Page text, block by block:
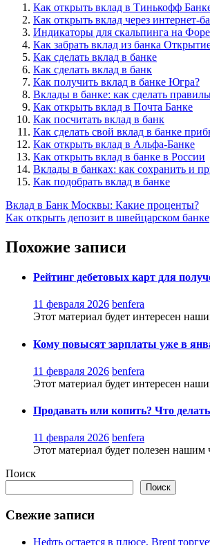
Как открыть вклад в Тинькофф
Как открыть вклад через интернет-
Индикаторы для скальпинга на
Как забрать вклад из банка
Как сделать вклад в банке
Как сделать вклад в банк
Как получить вклад в банке Югра?
Вклады в банке: как сделать
Как открыть вклад в Почта Банке
Как посчитать вклад в банк
Как сделать свой вклад в банке
Как открыть вклад в Альфа-Банке
Как открыть вклад в банке в России
Вклады в банках: как сохранить и
Как подобрать вклад в банке
Навигация
по
записям
Вклад в Банк Москвы: Какие проценты?
Как открыть депозит в швейцарском банке
Похожие записи
Рейтинг дебетовых карт для
11 февраля 2026 benfera
Этот материал будет интересен
Кому повысят зарплаты уже в
11 февраля 2026 benfera
Этот материал будет интересен
Продавать или копить? Что
11 февраля 2026 benfera
Этот материал будет полезен нашим
Поиск
Поиск
Свежие записи
Нефть остается в плюсе, Brent